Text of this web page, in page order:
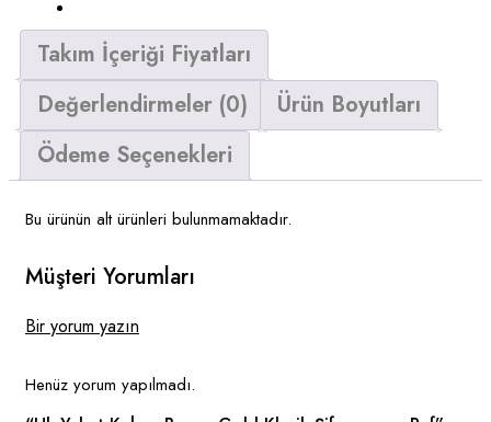
Takım İçeriği Fiyatları
Değerlendirmeler (0)
Ürün Boyutları
Ödeme Seçenekleri
Bu ürünün alt ürünleri bulunmamaktadır.
Müşteri Yorumları
Bir yorum yazın
Henüz yorum yapılmadı.